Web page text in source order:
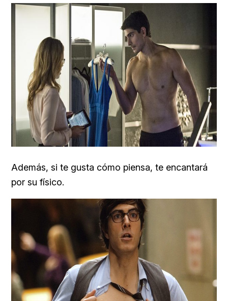
Además, si te gusta cómo piensa, te encantará
por su físico.